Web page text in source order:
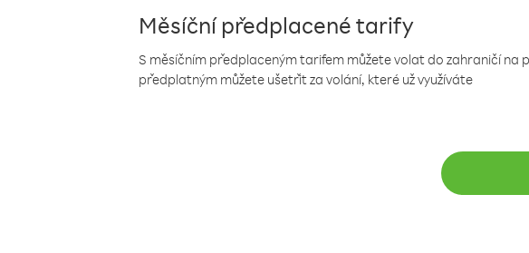
Měsíční předplacené tarify
S měsíčním předplaceným tarifem můžete volat do zahraničí na
předplatným můžete ušetřit za volání, které už využíváte